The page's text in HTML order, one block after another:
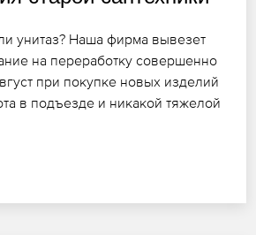
унитаз? Наша фирма вывезет
на переработку совершенно
при покупке новых изделий
в подъезде и никакой тяжелой